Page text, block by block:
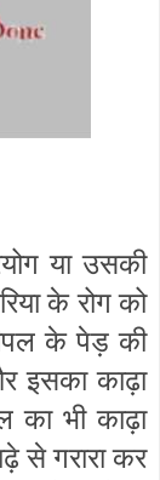
या उसकी
के रोग को
के पेड़ की
इसका काढ़ा
भी काढ़ा
से गरारा कर